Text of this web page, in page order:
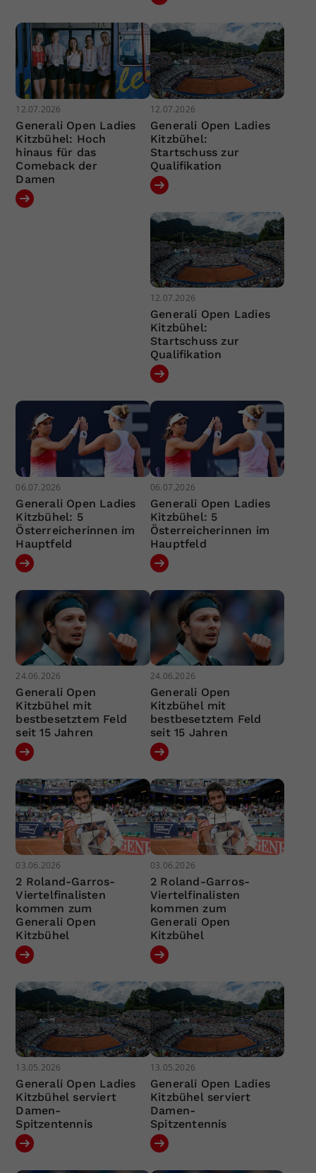
12.07.2026
Generali Open Ladies
Kitzbühel: Hoch
hinaus für das
Comeback der
Damen
12.07.2026
Generali Open Ladies
Kitzbühel:
Startschuss zur
Qualifikation
12.07.2026
Generali Open Ladies
Kitzbühel:
Startschuss zur
Qualifikation
06.07.2026
Generali Open Ladies
Kitzbühel: 5
Österreicherinnen im
Hauptfeld
06.07.2026
Generali Open Ladies
Kitzbühel: 5
Österreicherinnen im
Hauptfeld
24.06.2026
Generali Open
Kitzbühel mit
bestbesetztem Feld
seit 15 Jahren
24.06.2026
Generali Open
Kitzbühel mit
bestbesetztem Feld
seit 15 Jahren
03.06.2026
2 Roland-Garros-
Viertelfinalisten
kommen zum
Generali Open
Kitzbühel
03.06.2026
2 Roland-Garros-
Viertelfinalisten
kommen zum
Generali Open
Kitzbühel
13.05.2026
Generali Open Ladies
Kitzbühel serviert
Damen-
Spitzentennis
13.05.2026
Generali Open Ladies
Kitzbühel serviert
Damen-
Spitzentennis